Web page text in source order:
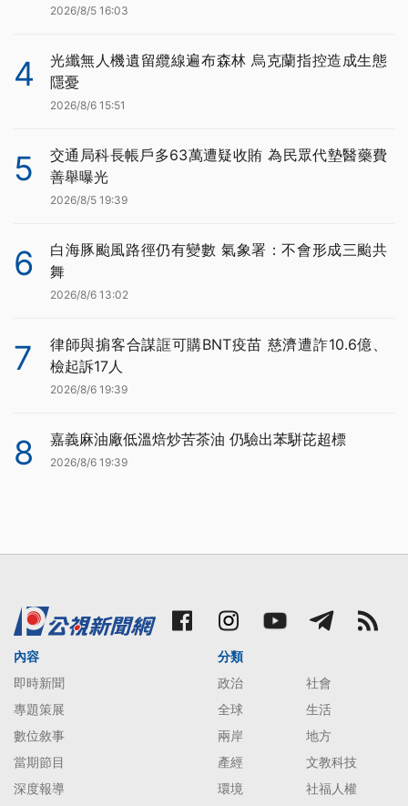
2026/8/5 16:03
4
光纖無人機遺留纜線遍布森林 烏克蘭指控造成生態
隱憂
2026/8/6 15:51
5
交通局科長帳戶多63萬遭疑收賄 為民眾代墊醫藥費
善舉曝光
2026/8/5 19:39
6
白海豚颱風路徑仍有變數 氣象署：不會形成三颱共
舞
2026/8/6 13:02
7
律師與掮客合謀誆可購BNT疫苗 慈濟遭詐10.6億、
檢起訴17人
2026/8/6 19:39
8 嘉義麻油廠低溫焙炒苦茶油 仍驗出苯駢芘超標
2026/8/6 19:39
內容
即時新聞
專題策展
數位敘事
當期節目
深度報導
分類
政治
社會
全球
生活
兩岸
地方
產經
文教科技
環境
社福人權